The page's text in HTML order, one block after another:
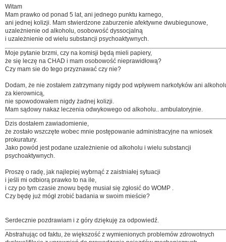
Witam
Mam prawko od ponad 5 lat, ani jednego punktu karnego,
ani jednej kolizji. Mam stwierdzone zaburzenie afektywne dwubiegunowe,
uzależnienie od alkoholu, osobowość dyssocjalną
i uzależnienie od wielu substancji psychoaktywnych.
Moje pytanie brzmi, czy na komisji będą mieli papiery,
że się leczę na CHAD i mam osobowość nieprawidłową?
Czy mam sie do tego przyznawać czy nie?
Dodam, że nie zostałem zatrzymany nigdy pod wpływem narkotyków ani
za kierownicą,
nie spowodowałem nigdy żadnej kolizji.
Mam sądowy nakaz leczenia odwykowego od alkoholu.. ambulatoryjnie.
Dzis dostałem zawiadomienie,
że zostało wszczęte wobec mnie postępowanie administracyjne na wniosek
prokuratury.
Jako powód jest podane uzależnienie od alkoholu i wielu substancji
psychoaktywnych.
Proszę o radę, jak najlepiej wybrnąć z zaistniałej sytuacji
i jeśli mi odbiorą prawko to na ile,
i czy po tym czasie znowu będę musiał się zgłosić do WOMP .
Czy będę już mógł zrobić badania w swoim mieście?
Serdecznie pozdrawiam i z góry dziękuję za odpowiedź.
Abstrahując od faktu, że większość z wymienionych problemów zdrowotnych